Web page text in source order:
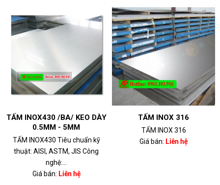
TẤM INOX430 /BA/ KEO DÀY
0.5MM - 5MM
TẤM INOX430 Tiêu chuẩn kỹ
thuật: AISI, ASTM, JIS Công
nghệ:...
Giá bán: Liên hệ
TẤM INOX 316
TẤM INOX 316
Giá bán: Liên hệ